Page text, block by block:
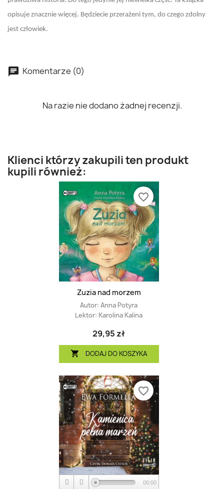
opisuje znacznie więcej. Będziecie przerażeni tym, do czego zdolny
jest człowiek.
Komentarze (0)
Na razie nie dodano żadnej recenzji.
Klienci którzy zakupili ten produkt
kupili również:
Zuzia nad morzem
Autor: Anna Potyra
Lektor: Karolina Kalina
29,95 zł
 DODAJ DO KOSZYKA
favorite_border
00:00
favorite_border